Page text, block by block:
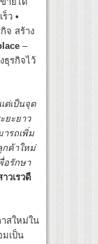
ร็ว •
จ สร้าง
–
ธุรกิจไว้
ต่เป็นจุด
ยะยาว
รถเพิ่ม
กค้าใหม่
อรักษา
วเรวดี
ใหม่ใน
มเป็น